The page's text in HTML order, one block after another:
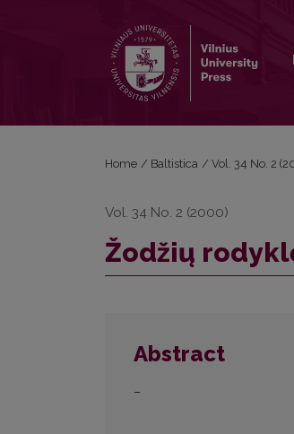
Home / Baltistica / Vol. 34 No. 2
Vol. 34 No. 2 (2000)
Žodžių
Abstract
–